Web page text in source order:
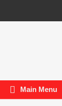
Main Menu